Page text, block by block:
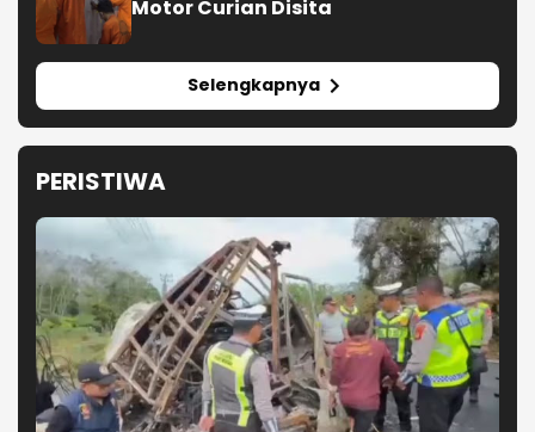
Motor Curian Disita
Selengkapnya
PERISTIWA